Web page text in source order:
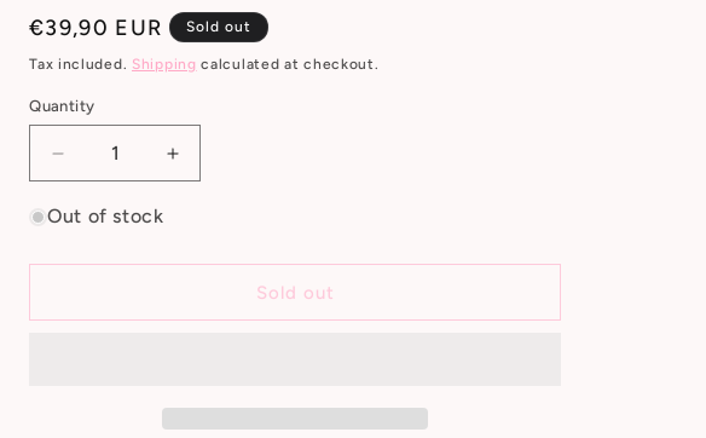
Regular
price
€39,90 EUR Sold out
Tax included. Shipping calculated at checkout.
Quantity
Decrease
quantity
for
Dual
Mod.
Increase
quantity
Dual
Mod.
Out of stock
Sold out